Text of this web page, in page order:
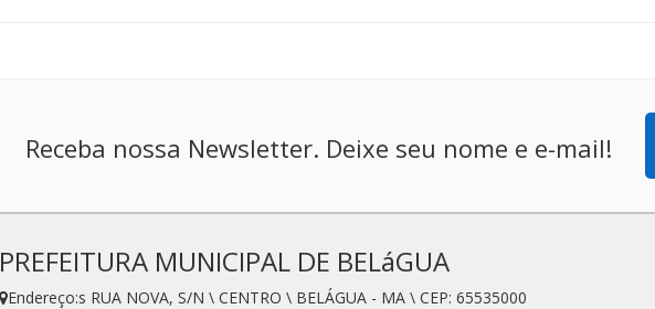
Receba nossa Newsletter. Deixe seu nome e e-mail!
PREFEITURA MUNICIPAL DE BELáGUA
Endereço:s RUA NOVA, S/N \ CENTRO \ BELÁGUA - MA \ CEP: 65535000